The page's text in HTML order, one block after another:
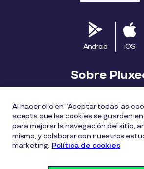
Android iOS
Sobre
Mapa del sitio Trabaja
Política entrega bonos Pluxee
Políticas de privacidad
Al hacer clic en “Aceptar todas las
acepta que las cookies se guarden
para mejorar la navegación del sitio,
mismo, y colaborar con nuestros
marketing. Política de cookies